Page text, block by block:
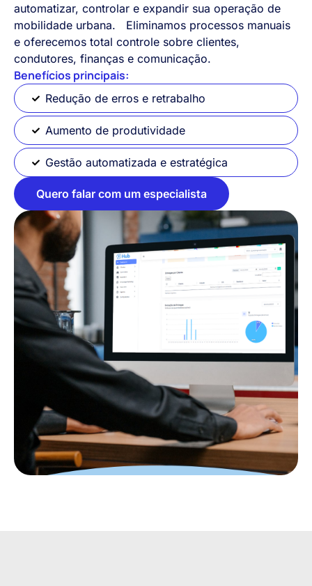
automatizar, controlar e expandir sua operação de
mobilidade urbana. Eliminamos processos manuais
e oferecemos total controle sobre clientes,
condutores, finanças e comunicação.
Benefícios principais:
Redução de erros e retrabalho
Aumento de produtividade
Gestão automatizada e estratégica
Quero falar com um especialista